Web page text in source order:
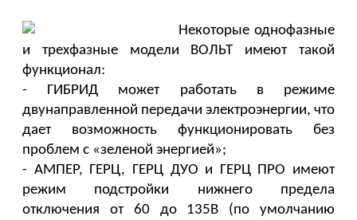
Некоторые однофазные
и трехфазные модели ВОЛЬТ имеют такой
функционал:
- ГИБРИД может работать в режиме
двунаправленной передачи электроэнергии, что
дает возможность функционировать без
проблем с «зеленой энергией»;
- АМПЕР, ГЕРЦ, ГЕРЦ ДУО и ГЕРЦ ПРО имеют
режим подстройки нижнего предела
отключения от 60 до 135В (по умолчанию